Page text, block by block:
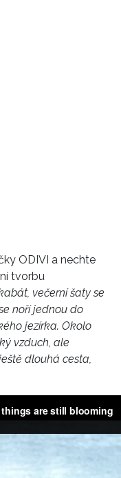
ODIVI a nechte
tvorbu
večerní šaty se
noří jednou do
jezírka. Okolo
vzduch, ale
dlouhá cesta,